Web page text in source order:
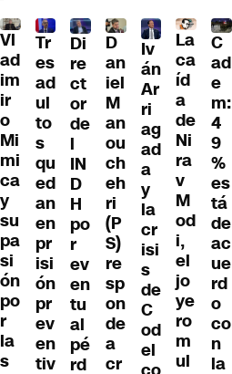
Vl
ad
im
ir
o
Mi
mi
ca
y
su
pa
si
ón
po
r
la
s
Tr
es
ad
ul
to
s
qu
ed
an
en
pr
isi
ón
pr
ev
en
tiv
Di
re
ct
or
de
l
IN
D
H
po
r
ev
en
tu
al
pé
rd
D
an
iel
M
an
ou
ch
eh
ri
(P
S)
re
sp
on
de
a
cr
Iv
án
Ar
ri
ag
ad
a
y
la
cr
isi
s
de
C
od
el
La
ca
íd
a
de
Ni
ra
v
M
od
i,
el
jo
ye
ro
m
ul
C
ad
e
m:
4
9
%
es
tá
de
ac
ue
rd
o
co
n
la